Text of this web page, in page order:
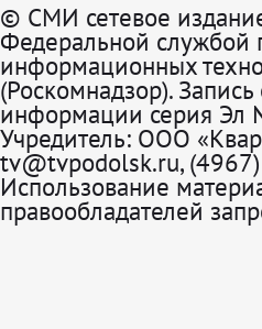
© СМИ сетевое
Федеральной службой
информационных
(Роскомнадзор).
информации серия
Учредитель: ООО
tv@tvpodolsk.ru,
Использование
правообладателей